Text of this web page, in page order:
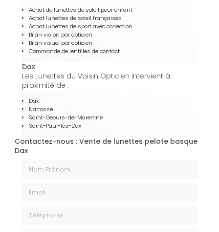
Achat de lunettes de soleil pour enfant
Achat lunettes de soleil françaises
Achat lunettes de sport avec correction
Bilan vision par opticien
Bilan visuel par opticien
Commande de lentilles de contact
Dax
Les Lunettes du Voisin Opticien intervient à
proximité de :
Dax
Narrosse
Saint-Geours-de-Maremne
Saint-Paul-lès-Dax
Contactez-nous : Vente de lunettes pelote basque
Dax